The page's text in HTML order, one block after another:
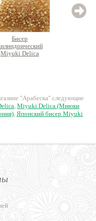
Бисер
Miyuki Delica
"Арабеска" следующие
, Miyuki Delica (Миюки
, Японский бисер Miyuki